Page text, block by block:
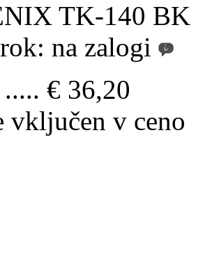
TK-140 BK
na zalogi
€ 36,20
vključen v ceno